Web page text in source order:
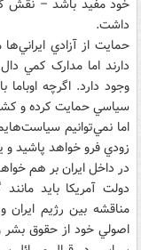
خود مفيد باشد – نقش
داشت.
حمايت از آزادي‌
دارند اما مدارک کمي
وجود دارد. اگرچه
سياسي حمايت کرده و
اما نمي‌توانيم
زودي فرو خواهد پاشيد و
در داخل ايران بر هم
دولت آمريکا بايد
مناقشه بين رژيم
اصولي خود از حقوق بشر